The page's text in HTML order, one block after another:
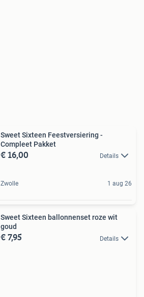
Sweet Sixteen Feestversiering -
Compleet Pakket
€ 16,00 Details
Zwolle 1 aug 26
Sweet Sixteen ballonnenset roze wit
goud
€ 7,95 Details